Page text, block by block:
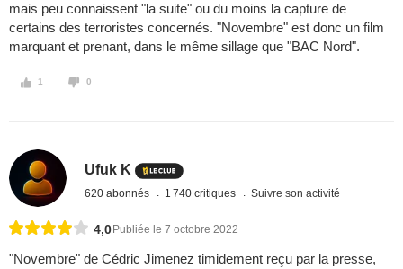
mais peu connaissent "la suite" ou du moins la capture de
certains des terroristes concernés. "Novembre" est donc un film
marquant et prenant, dans le même sillage que "BAC Nord".
1 0
Ufuk K
620 abonnés 1 740 critiques Suivre son activité
4,0 Publiée le 7 octobre 2022
"Novembre" de Cédric Jimenez timidement reçu par la presse,